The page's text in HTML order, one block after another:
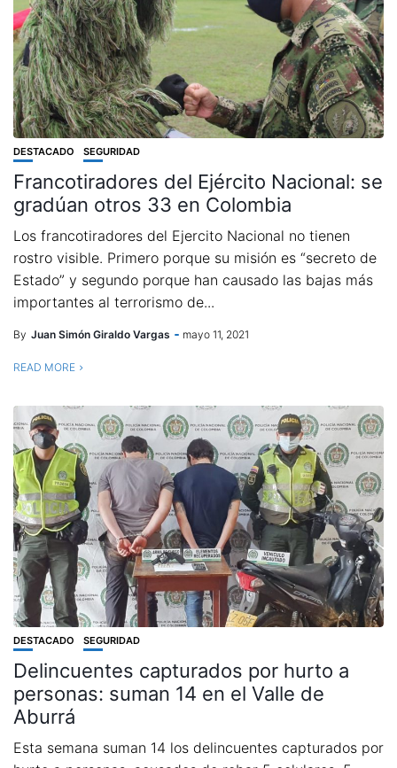
DESTACADO SEGURIDAD
Francotiradores del Ejército Nacional: se
gradúan otros 33 en Colombia
Los francotiradores del Ejercito Nacional no tienen
rostro visible. Primero porque su misión es “secreto de
Estado” y segundo porque han causado las bajas más
importantes al terrorismo de...
By Juan Simón Giraldo Vargas mayo 11, 2021
READ MORE
DESTACADO SEGURIDAD
Delincuentes capturados por hurto a
personas: suman 14 en el Valle de
Aburrá
Esta semana suman 14 los delincuentes capturados por